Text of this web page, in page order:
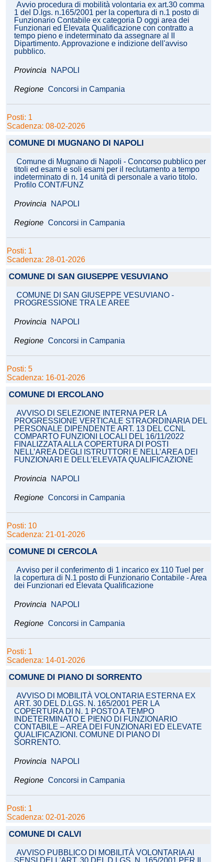
Avvio procedura di mobilità volontaria ex art.30 comma
1 del D.lgs. n.165/2001 per la copertura di n.1 posto di
Funzionario Contabile ex categoria D oggi area dei
Funzionari ed Elevata Qualificazione con contratto a
tempo pieno e indeterminato da assegnare al II
Dipartimento. Approvazione e indizione dell'avviso
pubblico.
Provincia NAPOLI
Regione Concorsi in Campania
Posti: 1
Scadenza: 08-02-2026
COMUNE DI MUGNANO DI NAPOLI
Comune di Mugnano di Napoli - Concorso pubblico per
titoli ed esami e soli esami per il reclutamento a tempo
indeterminato di n. 14 unità di personale a vario titolo.
Profilo CONT/FUNZ
Provincia NAPOLI
Regione Concorsi in Campania
Posti: 1
Scadenza: 28-01-2026
COMUNE DI SAN GIUSEPPE VESUVIANO
COMUNE DI SAN GIUSEPPE VESUVIANO -
PROGRESSIONE TRA LE AREE
Provincia NAPOLI
Regione Concorsi in Campania
Posti: 5
Scadenza: 16-01-2026
COMUNE DI ERCOLANO
AVVISO DI SELEZIONE INTERNA PER LA
PROGRESSIONE VERTICALE STRAORDINARIA DEL
PERSONALE DIPENDENTE ART. 13 DEL CCNL
COMPARTO FUNZIONI LOCALI DEL 16/11/2022
FINALIZZATA ALLA COPERTURA DI POSTI
NELL’AREA DEGLI ISTRUTTORI E NELL’AREA DEI
FUNZIONARI E DELL’ELEVATA QUALIFICAZIONE
Provincia NAPOLI
Regione Concorsi in Campania
Posti: 10
Scadenza: 21-01-2026
COMUNE DI CERCOLA
Avviso per il conferimento di 1 incarico ex 110 Tuel per
la copertura di N.1 posto di Funzionario Contabile - Area
dei Funzionari ed Elevata Qualificazione
Provincia NAPOLI
Regione Concorsi in Campania
Posti: 1
Scadenza: 14-01-2026
COMUNE DI PIANO DI SORRENTO
AVVISO DI MOBILITÀ VOLONTARIA ESTERNA EX
ART. 30 DEL D.LGS. N. 165/2001 PER LA
COPERTURA DI N. 1 POSTO A TEMPO
INDETERMINATO E PIENO DI FUNZIONARIO
CONTABILE – AREA DEI FUNZIONARI ED ELEVATE
QUALIFICAZIONI. COMUNE DI PIANO DI
SORRENTO.
Provincia NAPOLI
Regione Concorsi in Campania
Posti: 1
Scadenza: 02-01-2026
COMUNE DI CALVI
AVVISO PUBBLICO DI MOBILITÀ VOLONTARIA AI
SENSI DELL'ART. 30 DEL D.LGS. N. 165/2001 PER IL